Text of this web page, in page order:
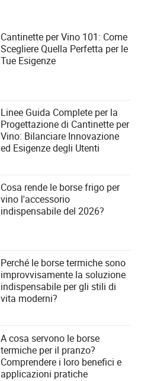
Cantinette per Vino 101: Come
Scegliere Quella Perfetta per le
Tue Esigenze
Linee Guida Complete per la
Progettazione di Cantinette per
Vino: Bilanciare Innovazione
ed Esigenze degli Utenti
Cosa rende le borse frigo per
vino l'accessorio
indispensabile del 2026?
Perché le borse termiche sono
improvvisamente la soluzione
indispensabile per gli stili di
vita moderni?
A cosa servono le borse
termiche per il pranzo?
Comprendere i loro benefici e
applicazioni pratiche